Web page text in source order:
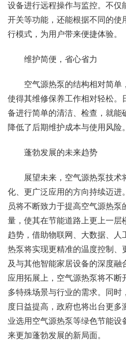
设备进行远程操作与监控。不仅
开关等功能，还能根据不同的使
行模式，为用户带来便捷体验。
维护简便，省心省力
空气源热泵的结构相对简单
使得其维修保养工作相对轻松。
备进行简单的清洁、检查，就能
降低了后期维护成本与使用风险。
蓬勃发展的未来趋势
展望未来，空气源热泵技术
化、更广泛应用的方向持续迈进
员将不断致力于提高空气源热
量，使其在节能道路上更上一层
趋势，借助物联网、大数据、人
热泵将实现更精准的温度控制、
及与其他智能家居设备的深度融
应用拓展上，空气源热泵将不断
多特殊场景与行业的需求。同时
度日益提高，政府也将出台更多
业选用空气源热泵等绿色节能设
来更加蓬勃发展的新局面。